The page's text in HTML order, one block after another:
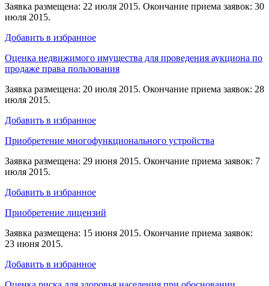
Заявка размещена: 22 июля 2015. Окончание приема заявок: 30
июля 2015.
Добавить в избранное
Оценка недвижимого имущества для проведения аукциона по
продаже права пользования
Заявка размещена: 20 июля 2015. Окончание приема заявок: 28
июля 2015.
Добавить в избранное
Приобретение многофункционального устройства
Заявка размещена: 29 июня 2015. Окончание приема заявок: 7
июля 2015.
Добавить в избранное
Приобретение лицензий
Заявка размещена: 15 июня 2015. Окончание приема заявок:
23 июня 2015.
Добавить в избранное